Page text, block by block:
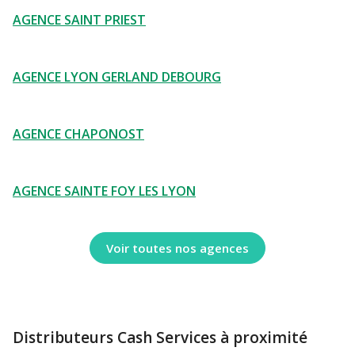
AGENCE SAINT PRIEST
AGENCE LYON GERLAND DEBOURG
AGENCE CHAPONOST
AGENCE SAINTE FOY LES LYON
Voir toutes nos agences
Distributeurs Cash Services à proximité